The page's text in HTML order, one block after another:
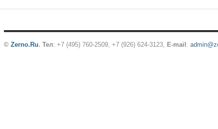
© Zerno.Ru. Тел: +7 (495) 760-2509, +7 (926) 624-3123, E-mail :